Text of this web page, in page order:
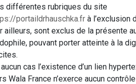
différentes rubriques du site
portaildrhauschka.fr à l’exclusion
ailleurs, sont exclus de la présente
pouvant porter atteinte à la
aucun cas l’existence d’un lien
Wala France n’exerce aucun